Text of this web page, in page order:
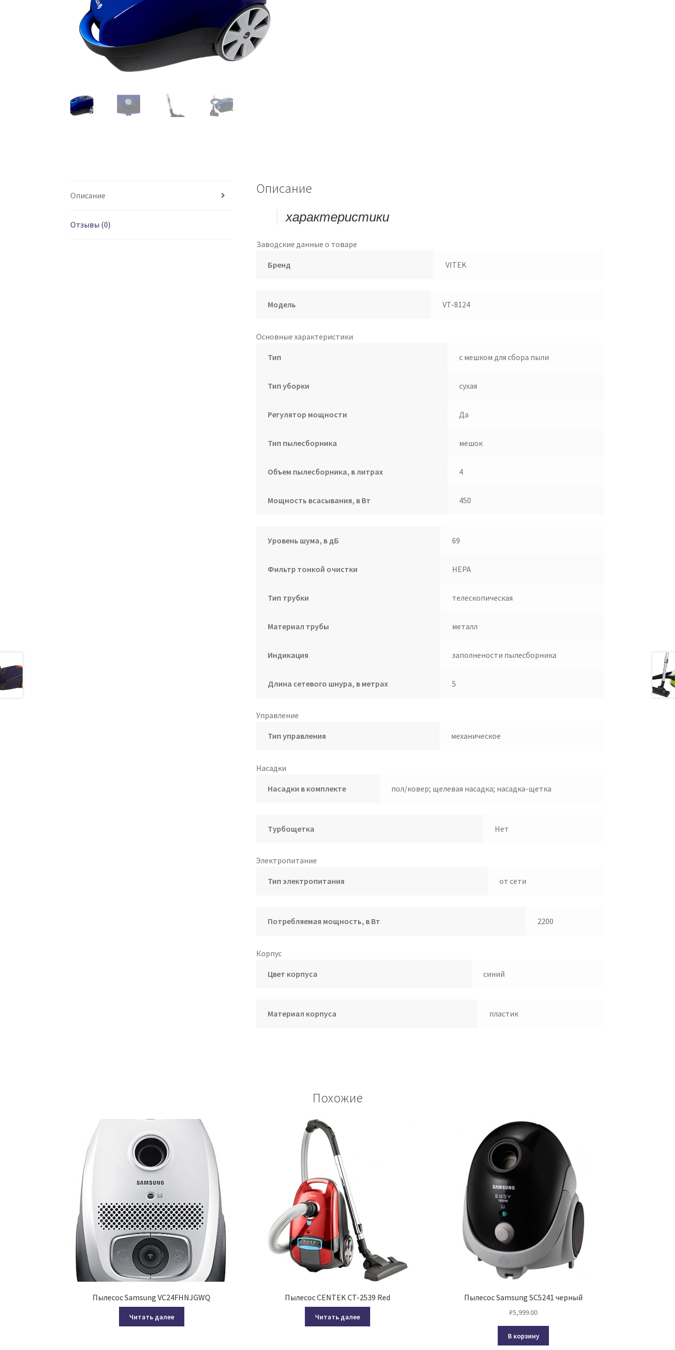
Описание
Отзывы (0)
Описание
характеристики
Заводские данные о товаре
Бренд VITEK
Модель VT-8124
Основные характеристики
Тип с мешком для сбора пыли
Тип уборки сухая
Регулятор мощности Да
Тип пылесборника мешок
Объем пылесборника, в литрах 4
Мощность всасывания, в Вт 450
Уровень шума, в дБ 69
Фильтр тонкой очистки HEPA
Тип трубки телескопическая
Материал трубы металл
Индикация заполнености пылесборника
Длина сетевого шнура, в метрах 5
Управление
Тип управления механическое
Насадки
Насадки в комплекте пол/ковер; щелевая насадка; насадка-щетка
Турбощетка Нет
Электропитание
Тип электропитания от сети
Потребляемая мощность, в Вт 2200
Корпус
Цвет корпуса синий
Материал корпуса пластик
Похожие
Пылесос Samsung VC24FHNJGWQ
Читать далее
Пылесос CENTEK CT-2539 Red
Читать далее
Пылесос Samsung SC5241 черный
₽5,999.00
В корзину